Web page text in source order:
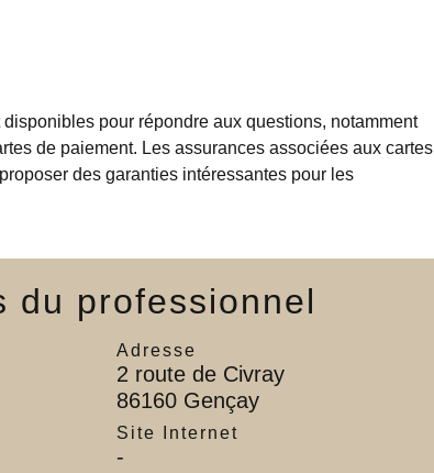
pour répondre aux questions, notamment
de paiement. Les assurances associées aux cartes
des garanties intéressantes pour les
du professionnel
Adresse
2 route de Civray
86160 Gençay
Site Internet
-